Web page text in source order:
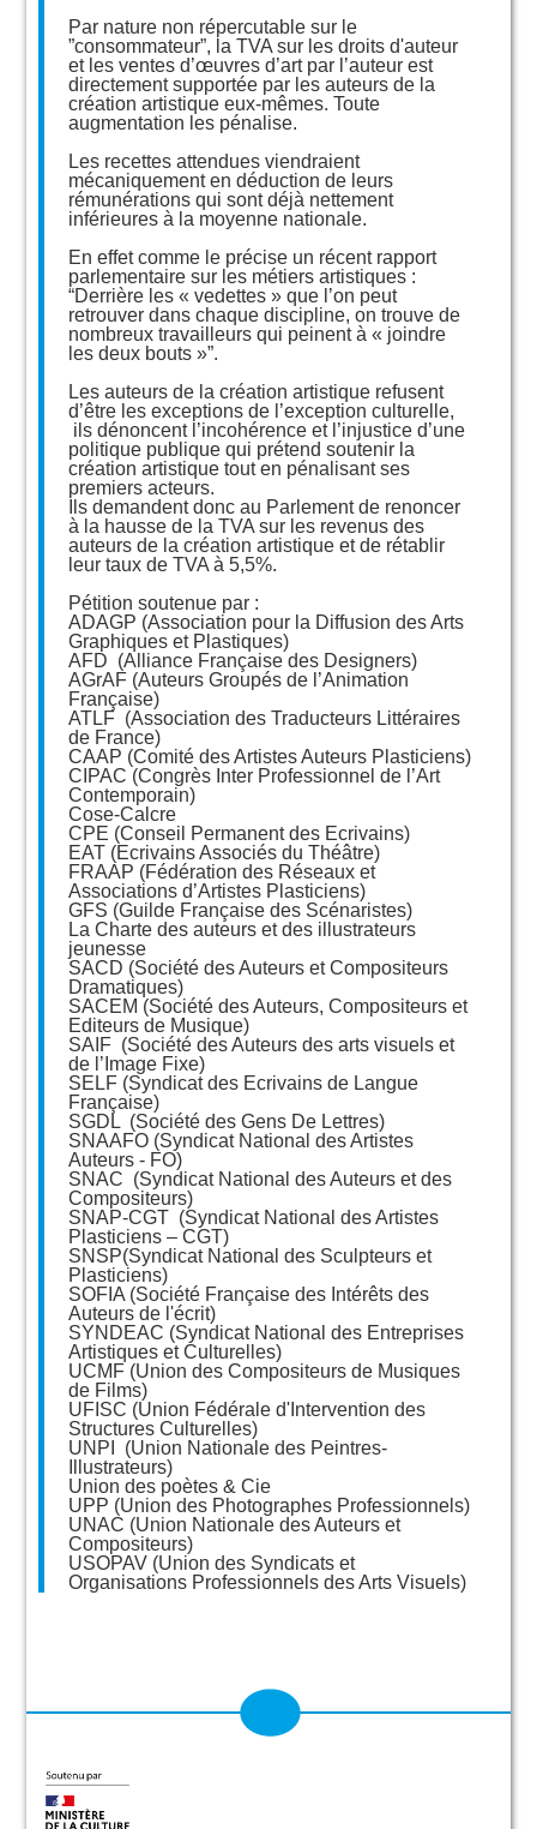
Par nature non répercutable sur le
”consommateur”, la TVA sur les droits d'auteur
et les ventes d’œuvres d’art par l’auteur est
directement supportée par les auteurs de la
création artistique eux-mêmes. Toute
augmentation les pénalise.
Les recettes attendues viendraient
mécaniquement en déduction de leurs
rémunérations qui sont déjà nettement
inférieures à la moyenne nationale.
En effet comme le précise un récent rapport
parlementaire sur les métiers artistiques :
“Derrière les « vedettes » que l’on peut
retrouver dans chaque discipline, on trouve de
nombreux travailleurs qui peinent à « joindre
les deux bouts »”.
Les auteurs de la création artistique refusent
d’être les exceptions de l’exception culturelle,
ils dénoncent l’incohérence et l’injustice d’une
politique publique qui prétend soutenir la
création artistique tout en pénalisant ses
premiers acteurs.
Ils demandent donc au Parlement de renoncer
à la hausse de la TVA sur les revenus des
auteurs de la création artistique et de rétablir
leur taux de TVA à 5,5%.
Pétition soutenue par :
ADAGP (Association pour la Diffusion des Arts
Graphiques et Plastiques)
AFD (Alliance Française des Designers)
AGrAF (Auteurs Groupés de l’Animation
Française)
ATLF (Association des Traducteurs Littéraires
de France)
CAAP (Comité des Artistes Auteurs Plasticiens)
CIPAC (Congrès Inter Professionnel de l’Art
Contemporain)
Cose-Calcre
CPE (Conseil Permanent des Ecrivains)
EAT (Ecrivains Associés du Théâtre)
FRAAP (Fédération des Réseaux et
Associations d’Artistes Plasticiens)
GFS (Guilde Française des Scénaristes)
La Charte des auteurs et des illustrateurs
jeunesse
SACD (Société des Auteurs et Compositeurs
Dramatiques)
SACEM (Société des Auteurs, Compositeurs et
Editeurs de Musique)
SAIF (Société des Auteurs des arts visuels et
de l’Image Fixe)
SELF (Syndicat des Ecrivains de Langue
Française)
SGDL (Société des Gens De Lettres)
SNAAFO (Syndicat National des Artistes
Auteurs - FO)
SNAC (Syndicat National des Auteurs et des
Compositeurs)
SNAP-CGT (Syndicat National des Artistes
Plasticiens – CGT)
SNSP(Syndicat National des Sculpteurs et
Plasticiens)
SOFIA (Société Française des Intérêts des
Auteurs de l'écrit)
SYNDEAC (Syndicat National des Entreprises
Artistiques et Culturelles)
UCMF (Union des Compositeurs de Musiques
de Films)
UFISC (Union Fédérale d'Intervention des
Structures Culturelles)
UNPI (Union Nationale des Peintres-
Illustrateurs)
Union des poètes & Cie
UPP (Union des Photographes Professionnels)
UNAC (Union Nationale des Auteurs et
Compositeurs)
USOPAV (Union des Syndicats et
Organisations Professionnels des Arts Visuels)